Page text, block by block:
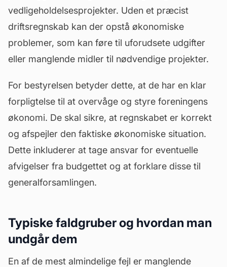
vedligeholdelsesprojekter. Uden et præcist
driftsregnskab kan der opstå økonomiske
problemer, som kan føre til uforudsete udgifter
eller manglende midler til nødvendige projekter.
For bestyrelsen betyder dette, at de har en klar
forpligtelse til at overvåge og styre foreningens
økonomi. De skal sikre, at regnskabet er korrekt
og afspejler den faktiske økonomiske situation.
Dette inkluderer at tage ansvar for eventuelle
afvigelser fra budgettet og at forklare disse til
generalforsamlingen.
Typiske faldgruber og hvordan man
undgår dem
En af de mest almindelige fejl er manglende